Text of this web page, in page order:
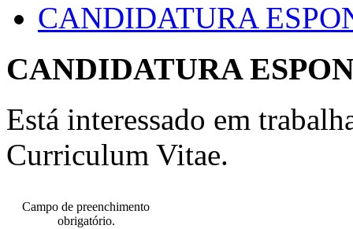
CANDIDATURA
CANDIDATURA
Está interessado em
Curriculum Vitae.
Campo de preenchimento
obrigatório.